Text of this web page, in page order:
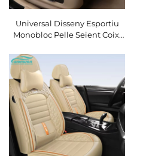
Universal Disseny Esportiu
Monobloc Pelle Seient Coixí
Característica Lli amb Molla
Compatible Mazda